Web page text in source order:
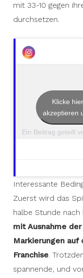
mit 33-10 gegen
durchsetzen.
Ein Beitrag geteilt
Klicke
akzeptieren
Interessante
Zuerst wird das
halbe Stunde nach
mit Ausnahme
Markierungen
Franchise.
spannende, und